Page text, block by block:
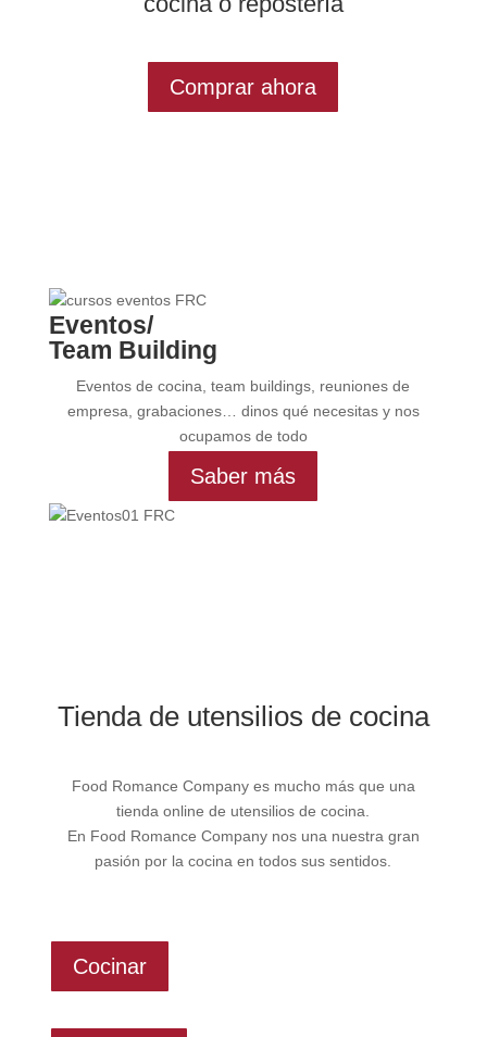
Comprar ahora
Eventos/
Team Building
Eventos de cocina, team buildings, reuniones de
empresa, grabaciones… dinos qué necesitas y nos
ocupamos de todo
Saber más
Tienda de utensilios de cocina
Food Romance Company es mucho más que una
tienda online de utensilios de cocina.
En Food Romance Company nos una nuestra gran
pasión por la cocina en todos sus sentidos.
Cocinar